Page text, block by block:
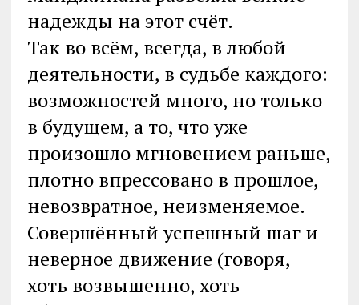
надежды на этот счёт.
Так во всём, всегда, в любой
деятельности, в судьбе каждого:
возможностей много, но только
в будущем, а то, что уже
произошло мгновением раньше,
плотно впрессовано в прошлое,
невозвратное, неизменяемое.
Совершённый успешный шаг и
неверное движение (говоря,
хоть возвышенно, хоть